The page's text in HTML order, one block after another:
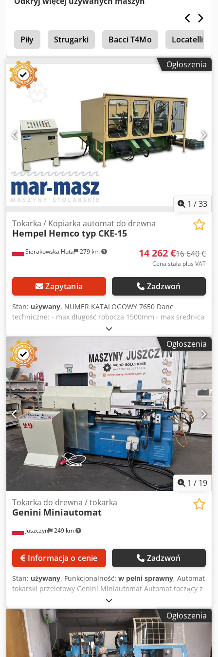
Rozstaw między centrami: 1300 mm - Wysokość między
centrami: 250 mm - Silnik: 1,4 kW Csdpfxszrx Sae Ag Uorf
Piły Strugarki Bacci T4Mo Locatelli
Ogłoszenia
1 /33
Sierakowska Huta 279 km
Tokarka / Kopiarka automat do drewna
Hempel Hemco typ CKE-15
14 262 €16 640 €
Cena stała plus VAT
Zapytania Zadzwoń
Stan: używany, NUMER KATALOGOWY 7650 Dane
techniczne: - max długość robocza 1500mm - max średnica
robocza 250mm - frezowanie (frez tarczowy) 7,5kW -
wrzeciono – 2800obr/min 3kW - prędkość obrotowa
wrzeciona 700/1200/1500/2000obr/min - agregat szlifujący
0,75kW - silnik hydrauliczny 3kW - moc całkowita 17,75kW -
zapotrzebowanie powietrza 6-8bar - podajnik do kantówek
do 150x150mm - średnica króćca odciągu 100mm, 160mm -
wymiary do transportu dł/szer/wys 4350x2300x1980mm -
waga około 3000kg ATUTY – produkcji niemieckiej –
automatyczna kopiarka hydrauliczna – oryginalna
dokumentacja DTR Csdpezh Ivtofx Ag Usrf – niemalowana –
tokarka używana, stan bardzo dobry Cena netto: 59900 PLN
Cena netto: 14262 EUR Cena netto liczona według kursu 4,2
PLN/EUR (przy większych wahaniach kursu cena może ulec
zmianie)
Ogłoszenia
1 / 19
Juszczyn 249 km
Tokarka do drewna / tokarka
Genini Miniautomat
Informacja o cenie Zadzwoń
Stan: używany, Funkcjonalność: w pełni sprawny, Automat
tokarski przelotowy Genini Miniautomat Automat toczący z
kantówki Silnik pompy hydraulicznej o mocy 1,5kw
Maksymalna długość kantówki 950mm Maksymalna
długość toczenia 120mm Maksymalna średnica toczenia 80
mm Dwa suporty z nożami profilującymi 1 wrzeciono
czołowe do wiercenia lub profilowania czołowego 1 nóż
zgrubnie toczący Waga maszyny około 1800kg Credezgc
Ogłoszenia